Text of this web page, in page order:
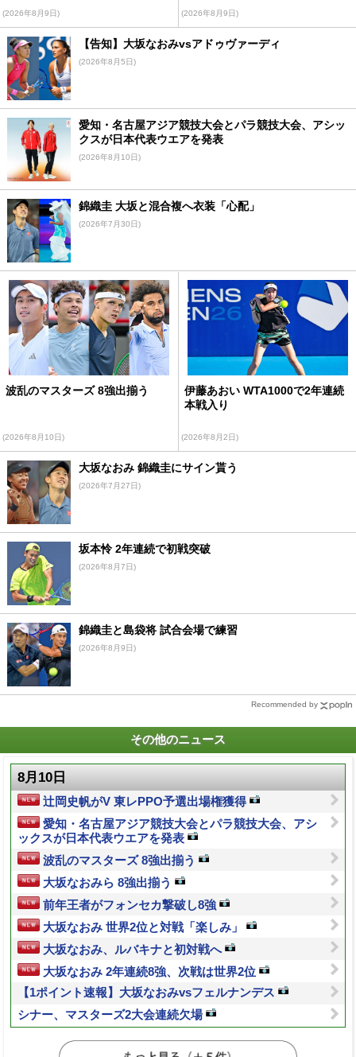
(2026年8月9日) (2026年8月9日)
【告知】大坂なおみvsアドゥヴァーディ
(2026年8月5日)
愛知・名古屋アジア競技大会とパラ競技大会、アシッ
クスが日本代表ウエアを発表
(2026年8月10日)
錦織圭 大坂と混合複へ衣装「心配」
(2026年7月30日)
波乱のマスターズ 8強出揃う
(2026年8月10日)
伊藤あおい WTA1000で2年連続
本戦入り
(2026年8月2日)
大坂なおみ 錦織圭にサイン貰う
(2026年7月27日)
坂本怜 2年連続で初戦突破
(2026年8月7日)
錦織圭と島袋将 試合会場で練習
(2026年8月9日)
Recommended by
その他のニュース
8月10日
辻岡史帆がV 東レPPO予選出場権獲得
愛知・名古屋アジア競技大会とパラ競技大会、アシ
ックスが日本代表ウエアを発表
波乱のマスターズ 8強出揃う
大坂なおみら 8強出揃う
前年王者がフォンセカ撃破し8強
大坂なおみ 世界2位と対戦「楽しみ」
大坂なおみ、ルバキナと初対戦へ
大坂なおみ 2年連続8強、次戦は世界2位
【1ポイント速報】大坂なおみvsフェルナンデス
シナー、マスターズ2大会連続欠場